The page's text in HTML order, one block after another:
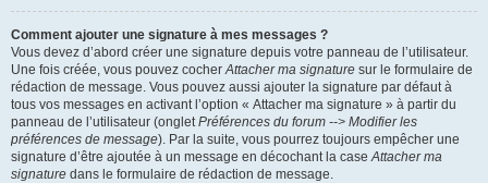
Comment ajouter une signature à mes messages ?
Vous devez d’abord créer une signature depuis votre panneau de l’utilisateur.
Une fois créée, vous pouvez cocherAttacher ma signature sur le formulaire de
rédaction de message. Vous pouvez aussi ajouter la signature par défaut à
tous vos messages en activant l’option « Attacher ma signature » à partir du
panneau de l’utilisateur (ongletPréférences du forum --> Modifier les
préférences de message). Par la suite, vous pourrez toujours empêcher une
signature d’être ajoutée à un message en décochant la caseAttacher ma
signature dans le formulaire de rédaction de message.